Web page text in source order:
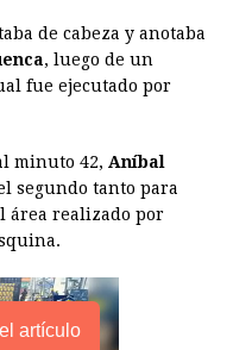
de cabeza y anotaba
, luego de un
fue ejecutado por
minuto 42, Aníbal
segundo tanto para
área realizado por
artículo